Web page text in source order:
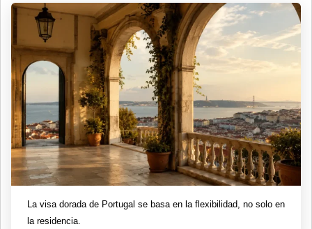
La visa dorada de Portugal se basa en la flexibilidad, no solo en
la residencia.